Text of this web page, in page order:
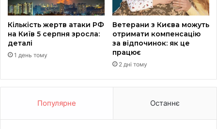
Кількість жертв атаки РФ
на Київ 5 серпня зросла:
деталі
1 день тому
Ветерани з Києва можуть
отримати компенсацію
за відпочинок: як це
працює
2 дні тому
Популярне Останнє